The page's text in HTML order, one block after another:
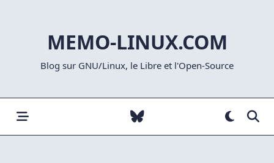
MEMO-LINUX.COM
Blog sur GNU/Linux, le Libre et l'Open-Source